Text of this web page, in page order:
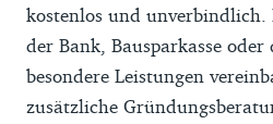
kostenlos und
der Bank, Bausparkasse
besondere Leistungen
zusätzliche